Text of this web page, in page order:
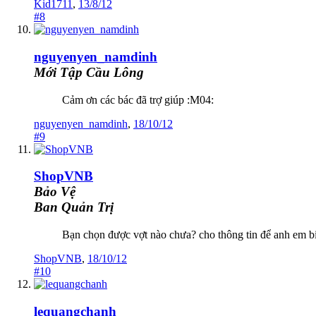
Kid1711 , 13/8/12
#8
nguyenyen_namdinh
Mới Tập Cầu Lông
Cảm ơn các bác đã trợ giúp :M04:
nguyenyen_namdinh, 18/10/12
#9
ShopVNB
Bảo Vệ
Ban Quản Trị
Bạn chọn được vợt nào chưa? cho thông tin để anh em
ShopVNB, 18/10/12
#10
lequangchanh